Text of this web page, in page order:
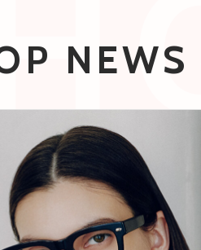
NEWS